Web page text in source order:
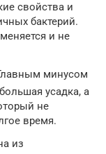
свойства и
бактерий.
и не
минусом
усадка, а
не
время.
из